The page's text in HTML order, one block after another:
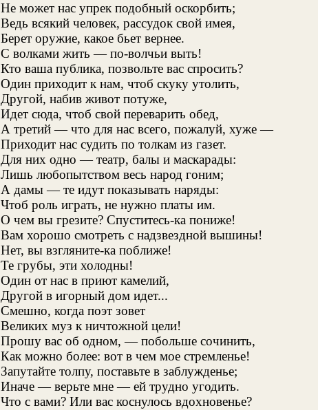
Не может нас упрек подобный оскорбить;
Ведь всякий человек, рассудок свой имея,
Берет оружие, какое бьет вернее.
С волками жить — по-волчьи выть!
Кто ваша публика, позвольте вас спросить?
Один приходит к нам, чтоб скуку утолить,
Другой, набив живот потуже,
Идет сюда, чтоб свой переварить обед,
А третий — что для нас всего, пожалуй, хуже —
Приходит нас судить по толкам из газет.
Для них одно — театр, балы и маскарады:
Лишь любопытством весь народ гоним;
А дамы — те идут показывать наряды:
Чтоб роль играть, не нужно платы им.
О чем вы грезите? Спуститесь-ка пониже!
Вам хорошо смотреть с надзвездной вышины!
Нет, вы взгляните-ка поближе!
Те грубы, эти холодны!
Один от нас в приют камелий,
Другой в игорный дом идет...
Смешно, когда поэт зовет
Великих муз к ничтожной цели!
Прошу вас об одном, — побольше сочинить,
Как можно более: вот в чем мое стремленье!
Запутайте толпу, поставьте в заблужденье;
Иначе — верьте мне — ей трудно угодить.
Что с вами? Или вас коснулось вдохновенье?